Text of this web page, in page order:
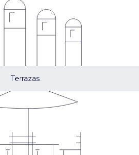
Terrazas